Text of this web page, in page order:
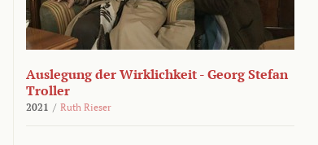
Auslegung der Wirklichkeit - Georg Stefan
Troller
2021 / Ruth Rieser